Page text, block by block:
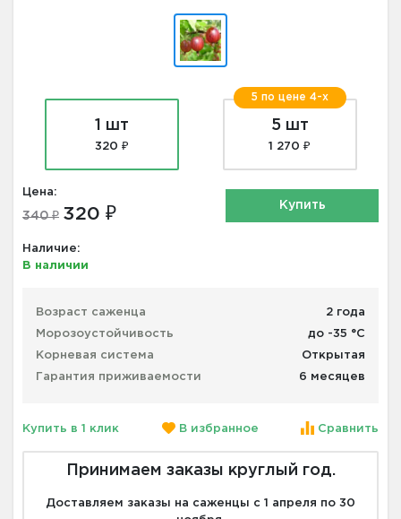
1 шт
320 ₽
5 по цене 4-х
5 шт
1 270 ₽
Цена:
340 ₽ 320 ₽
Наличие:
В наличии
Купить
Возраст саженца 2 года
Морозоустойчивость до -35 °С
Корневая система Открытая
Гарантия приживаемости 6 месяцев
Купить в 1 клик В избранное Сравнить
Принимаем заказы круглый год.
Доставляем заказы на саженцы с 1 апреля по 30